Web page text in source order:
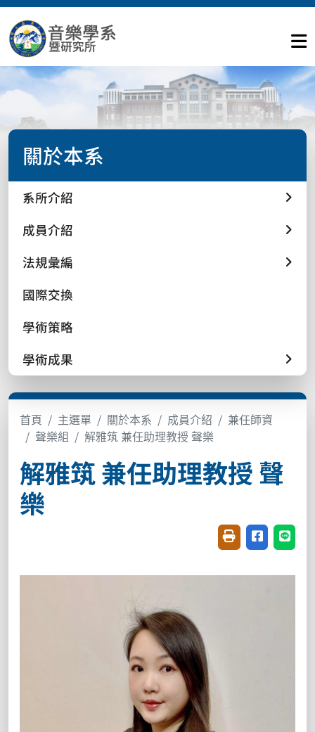
關於本系
系所介紹
成員介紹
法規彙編
國際交換
學術策略
學術成果
首頁 主選單 關於本系 成員介紹
兼任師資
聲樂組
解雅筑 兼任助理教授 聲樂
解雅筑 兼任助理教授 聲
樂
友善列印(開新視
分享至臉書
分享